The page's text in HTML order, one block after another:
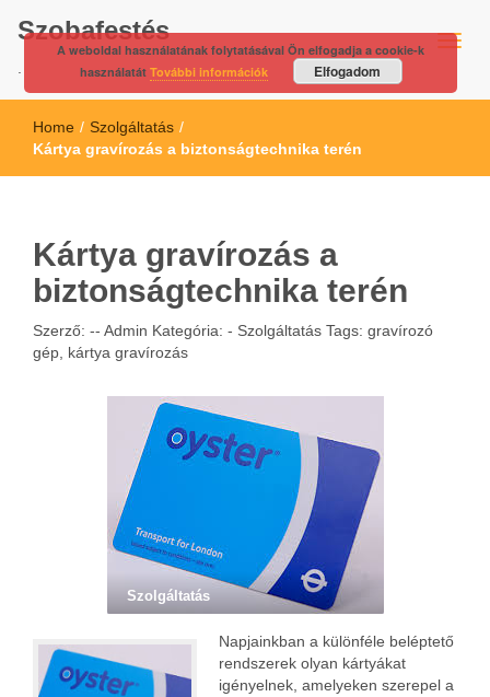
Szobafestés
Home / Szolgáltatás /
Kártya gravírozás a biztonságtechnika terén
Kártya gravírozás a
biztonságtechnika terén
Szerző: -- Admin Kategória: - Szolgáltatás Tags: gravírozó
gép kártya gravírozás
Szolgáltatás
Napjainkban a különféle beléptető
rendszerek olyan kártyákat
igényelnek, amelyeken szerepel a
A weboldal használatának folytatásával Ön elfogadja a cookie-k
használatát További információk Elfogadom